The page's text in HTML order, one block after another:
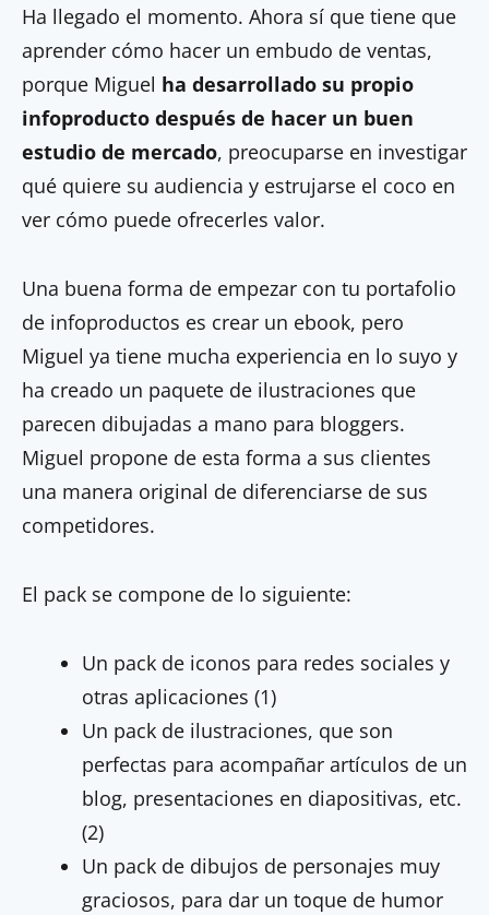
Ha llegado el momento. Ahora sí que tiene que
aprender cómo hacer un embudo de ventas,
porque Miguel ha desarrollado su propio
infoproducto después de hacer un buen
estudio de mercado, preocuparse en investigar
qué quiere su audiencia y estrujarse el coco en
ver cómo puede ofrecerles valor.
Una buena forma de empezar con tu portafolio
de infoproductos es crear un ebook, pero
Miguel ya tiene mucha experiencia en lo suyo y
ha creado un paquete de ilustraciones que
parecen dibujadas a mano para bloggers.
Miguel propone de esta forma a sus clientes
una manera original de diferenciarse de sus
competidores.
El pack se compone de lo siguiente:
Un pack de iconos para redes sociales y
otras aplicaciones (1)
Un pack de ilustraciones, que son
perfectas para acompañar artículos de un
blog, presentaciones en diapositivas, etc.
(2)
Un pack de dibujos de personajes muy
graciosos, para dar un toque de humor